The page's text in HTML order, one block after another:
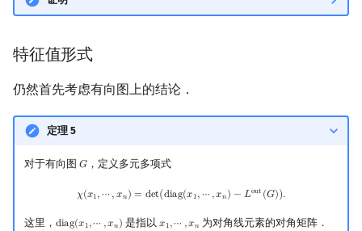
特征值形式
仍然首先考虑有向图上的结论．
定理 5
对于有向图 𝐺
G，定义多元多项式
𝜒(𝑥1,⋯ ,𝑥𝑛) = det(diag(𝑥1,⋯ ,𝑥𝑛) − 𝐿out (𝐺)).
χ x1 ⋯ xn)= det(diag(x1 ⋯ xn − Lout(G )).
这里， diag(𝑥1,⋯ ,𝑥𝑛)
diag(x1,⋯ ,xn) 是指以 𝑥1,⋯ ,𝑥𝑛
x1,⋯ xn 为对角线元素的对角矩阵．